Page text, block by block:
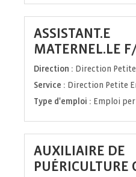
ASSISTANT.E
MATERNEL.LE
Direction : Direction
Service : Direction Petite
Type d'emploi : Emploi
AUXILIAIRE DE
PUÉRICULTURE